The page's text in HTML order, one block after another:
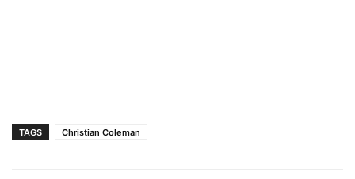
TAGS Christian Coleman